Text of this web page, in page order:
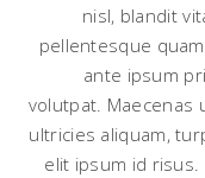
nisl, blandit
pellentesque
ante ipsum
volutpat. Maecenas
ultricies aliquam,
elit ipsum id